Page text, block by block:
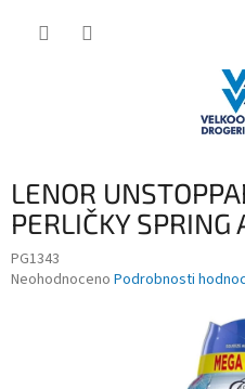
LENOR
PERLIČKY
PG1343
Průměrné
Neohodnoceno Podrobnosti